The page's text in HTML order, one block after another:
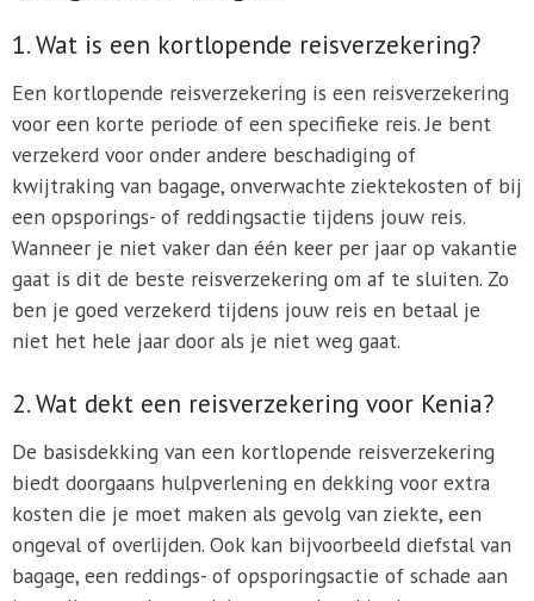
1. Wat is een kortlopende reisverzekering?
Een kortlopende reisverzekering is een reisverzekering
voor een korte periode of een specifieke reis. Je bent
verzekerd voor onder andere beschadiging of
kwijtraking van bagage, onverwachte ziektekosten of bij
een opsporings- of reddingsactie tijdens jouw reis.
Wanneer je niet vaker dan één keer per jaar op vakantie
gaat is dit de beste reisverzekering om af te sluiten. Zo
ben je goed verzekerd tijdens jouw reis en betaal je
niet het hele jaar door als je niet weg gaat.
2. Wat dekt een reisverzekering voor Kenia?
De basisdekking van een kortlopende reisverzekering
biedt doorgaans hulpverlening en dekking voor extra
kosten die je moet maken als gevolg van ziekte, een
ongeval of overlijden. Ook kan bijvoorbeeld diefstal van
bagage, een reddings- of opsporingsactie of schade aan